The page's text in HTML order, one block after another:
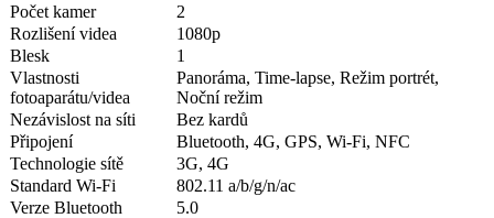
Počet kamer
2
Rozlišení videa
1080p
Blesk
1
Vlastnosti
fotoaparátu/videa
Panoráma, Time-lapse, Režim portrét,
Noční režim
Nezávislost na síti
Bez kardů
Připojení
Bluetooth, 4G, GPS, Wi-Fi, NFC
Technologie sítě
3G, 4G
Standard Wi-Fi
802.11 a/b/g/n/ac
Verze Bluetooth
5.0